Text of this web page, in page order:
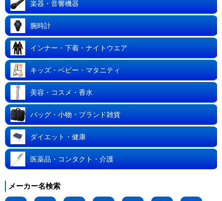
楽器・音響機器
腕時計
インナー・下着・ナイトウエア
キッズ・ベビー・マタニティ
美容・コスメ・香水
バッグ・小物・ブランド雑貨
ダイエット・健康
医薬品・コンタクト・介護
メーカー名検索